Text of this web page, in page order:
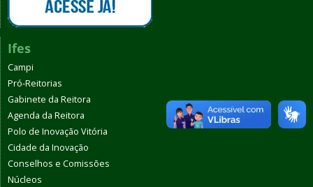
Ifes
Campi
Pró-Reitorias
Gabinete da Reitora
Agenda da Reitora
Polo de Inovação Vitória
Cidade da Inovação
Conselhos e Comissões
Núcleos